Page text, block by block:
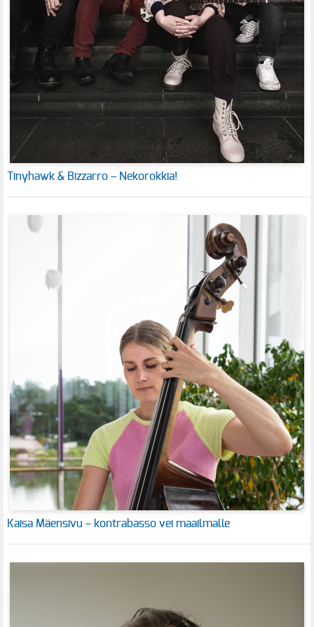
Tinyhawk & Bizzarro – Nekorokkia!
Kaisa Mäensivu – kontrabasso vei maailmalle